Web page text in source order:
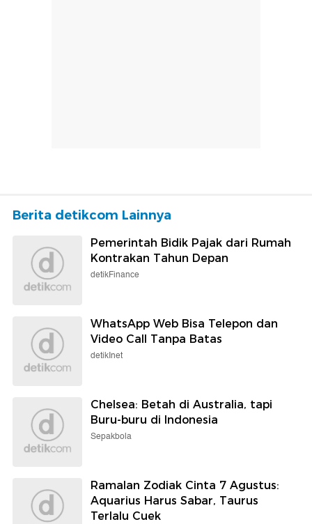
Berita detikcom Lainnya
Pemerintah Bidik Pajak dari Rumah
Kontrakan Tahun Depan
detikFinance
WhatsApp Web Bisa Telepon dan
Video Call Tanpa Batas
detikInet
Chelsea: Betah di Australia, tapi
Buru-buru di Indonesia
Sepakbola
Ramalan Zodiak Cinta 7 Agustus:
Aquarius Harus Sabar, Taurus
Terlalu Cuek